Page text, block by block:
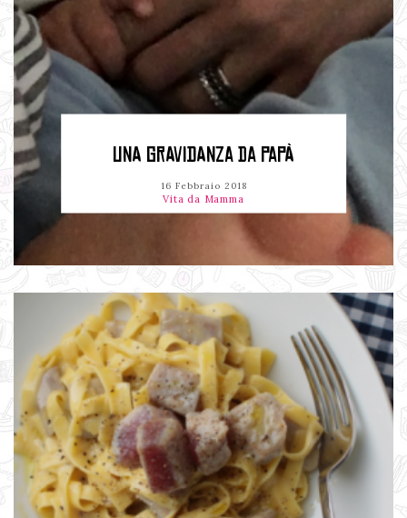
UNA GRAVIDANZA DA PAPÀ
16 Febbraio 2018
Vita da Mamma